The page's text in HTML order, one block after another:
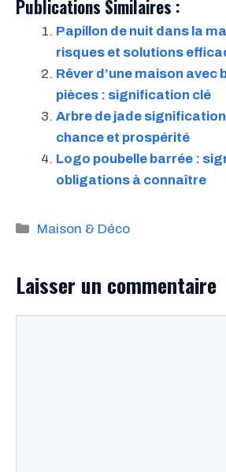
Publications Similaires :
Papillon de nuit dans la
risques et solutions
Rêver d’une maison avec
pièces : signification clé
Arbre de jade
chance et prospérité
Logo poubelle barrée :
obligations à connaître
Catégories
Maison & Déco
Laisser un commentaire